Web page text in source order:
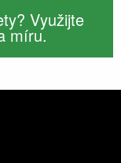
Využijte
míru.